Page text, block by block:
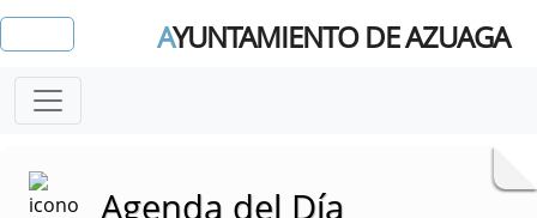
AYUNTAMIENTO DE AZUAGA
Agenda del Día